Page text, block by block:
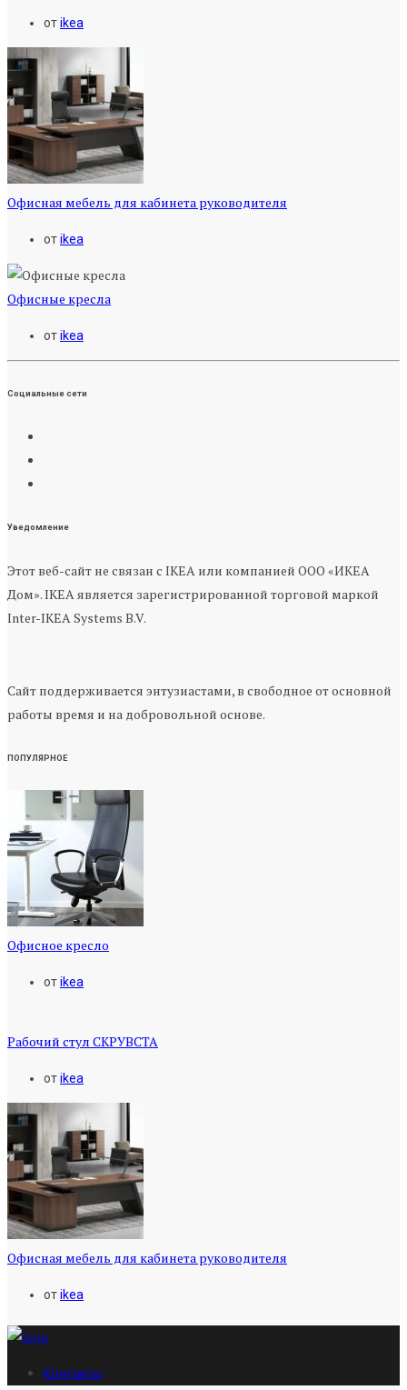
отikea
Офисная мебель для кабинета руководителя
отikea
Офисные кресла
отikea
Социальные сети
Уведомление
Этот веб-сайт не связан с IKEA или компанией ООО «ИКЕА
Дом». IKEA является зарегистрированной торговой маркой
Inter-IKEA Systems B.V.
Сайт поддерживается энтузиастами, в свободное от основной
работы время и на добровольной основе.
ПОПУЛЯРНОЕ
Офисное кресло
отikea
Рабочий стул СКРУВСТА
отikea
Офисная мебель для кабинета руководителя
отikea
Контакты